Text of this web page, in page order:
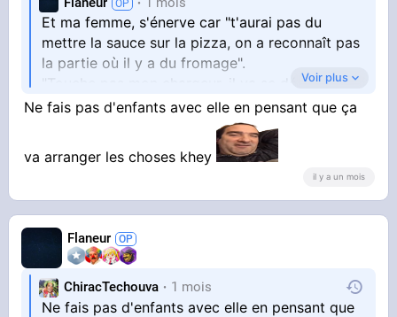
Et ma femme, s'énerve car "t'aurai pas du
mettre la sauce sur la pizza, on a reconnaît pas
la partie où il y a du fromage".
"Touche pas mon chargeur, il va se déconnecter
"
- T'as pas besoin de me répondre en parlant
fort
"Shut up"
- Tu crois que je vais tolérer ça longtemps ? Tu
vas pas bien
"Stop talking I am working !!!"
Voir plus
Ne fais pas d'enfants avec elle en pensant que ça
va arranger les choses khey
il y a un mois
Flaneur
ChiracTechouva 1 mois
Ne fais pas d'enfants avec elle en pensant que